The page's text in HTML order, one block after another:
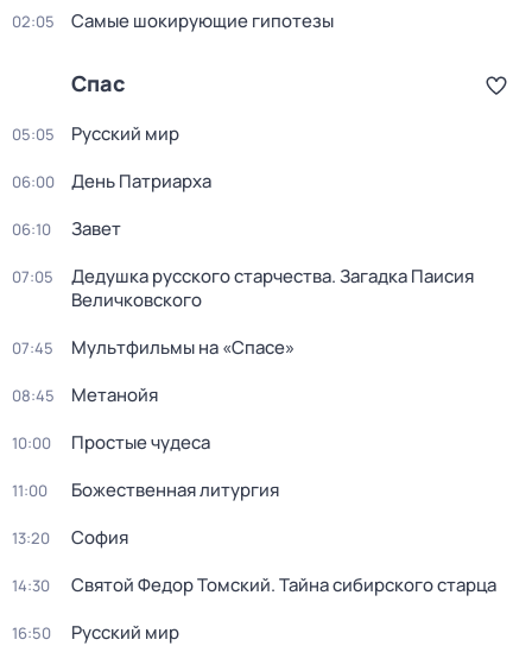
02:05 Самые шoкиpующие гипотезы
Спас
05:05 Русский мир
06:00 День Патриарха
06:10 Завет
07:05
Дедушкa русского старчества. Загадка Паиcия
Величковского
07:45 Мультфильмы на «Спасе»
08:45 Метанойя
10:00 Простые чудеса
11:00 Божественная литургия
13:20 София
14:30 Святой Федор Томский. Тайна сибирского старца
16:50 Русский мир